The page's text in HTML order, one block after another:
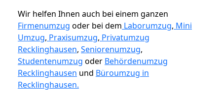
Wir helfen Ihnen auch bei einem ganzen
Firmenumzug oder bei dem Laborumzug, Mini
Umzug, Praxisumzug, Privatumzug
Recklinghausen, Seniorenumzug,
Studentenumzug oder Behördenumzug
Recklinghausen und Büroumzug in
Recklinghausen.